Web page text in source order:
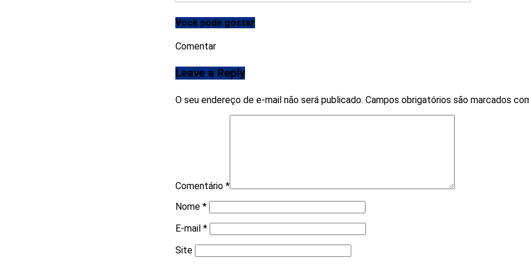
Você pode gostar
Comentar
Leave a Reply
O seu endereço de e-mail não será publicado. Campos obrigatórios são marcados
Comentário *
Nome *
E-mail *
Site